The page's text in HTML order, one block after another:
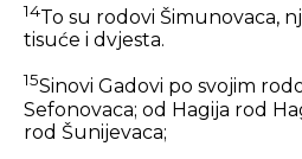
14To su rodovi Šimunovaca,
tisuće i dvjesta.
15Sinovi Gadovi po svojim
Sefonovaca; od Hagija rod
rod Šunijevaca;